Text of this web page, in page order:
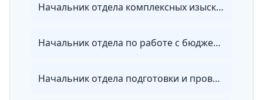
Начальник отдела комплексных изысканий
Начальник отдела по работе с бюджетными организациями энергосбытовой организации
Начальник отдела подготовки и проведения ремонта организации электроэнергетики